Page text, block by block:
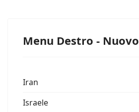
Menu Destro - Nuovo
Iran
Israele